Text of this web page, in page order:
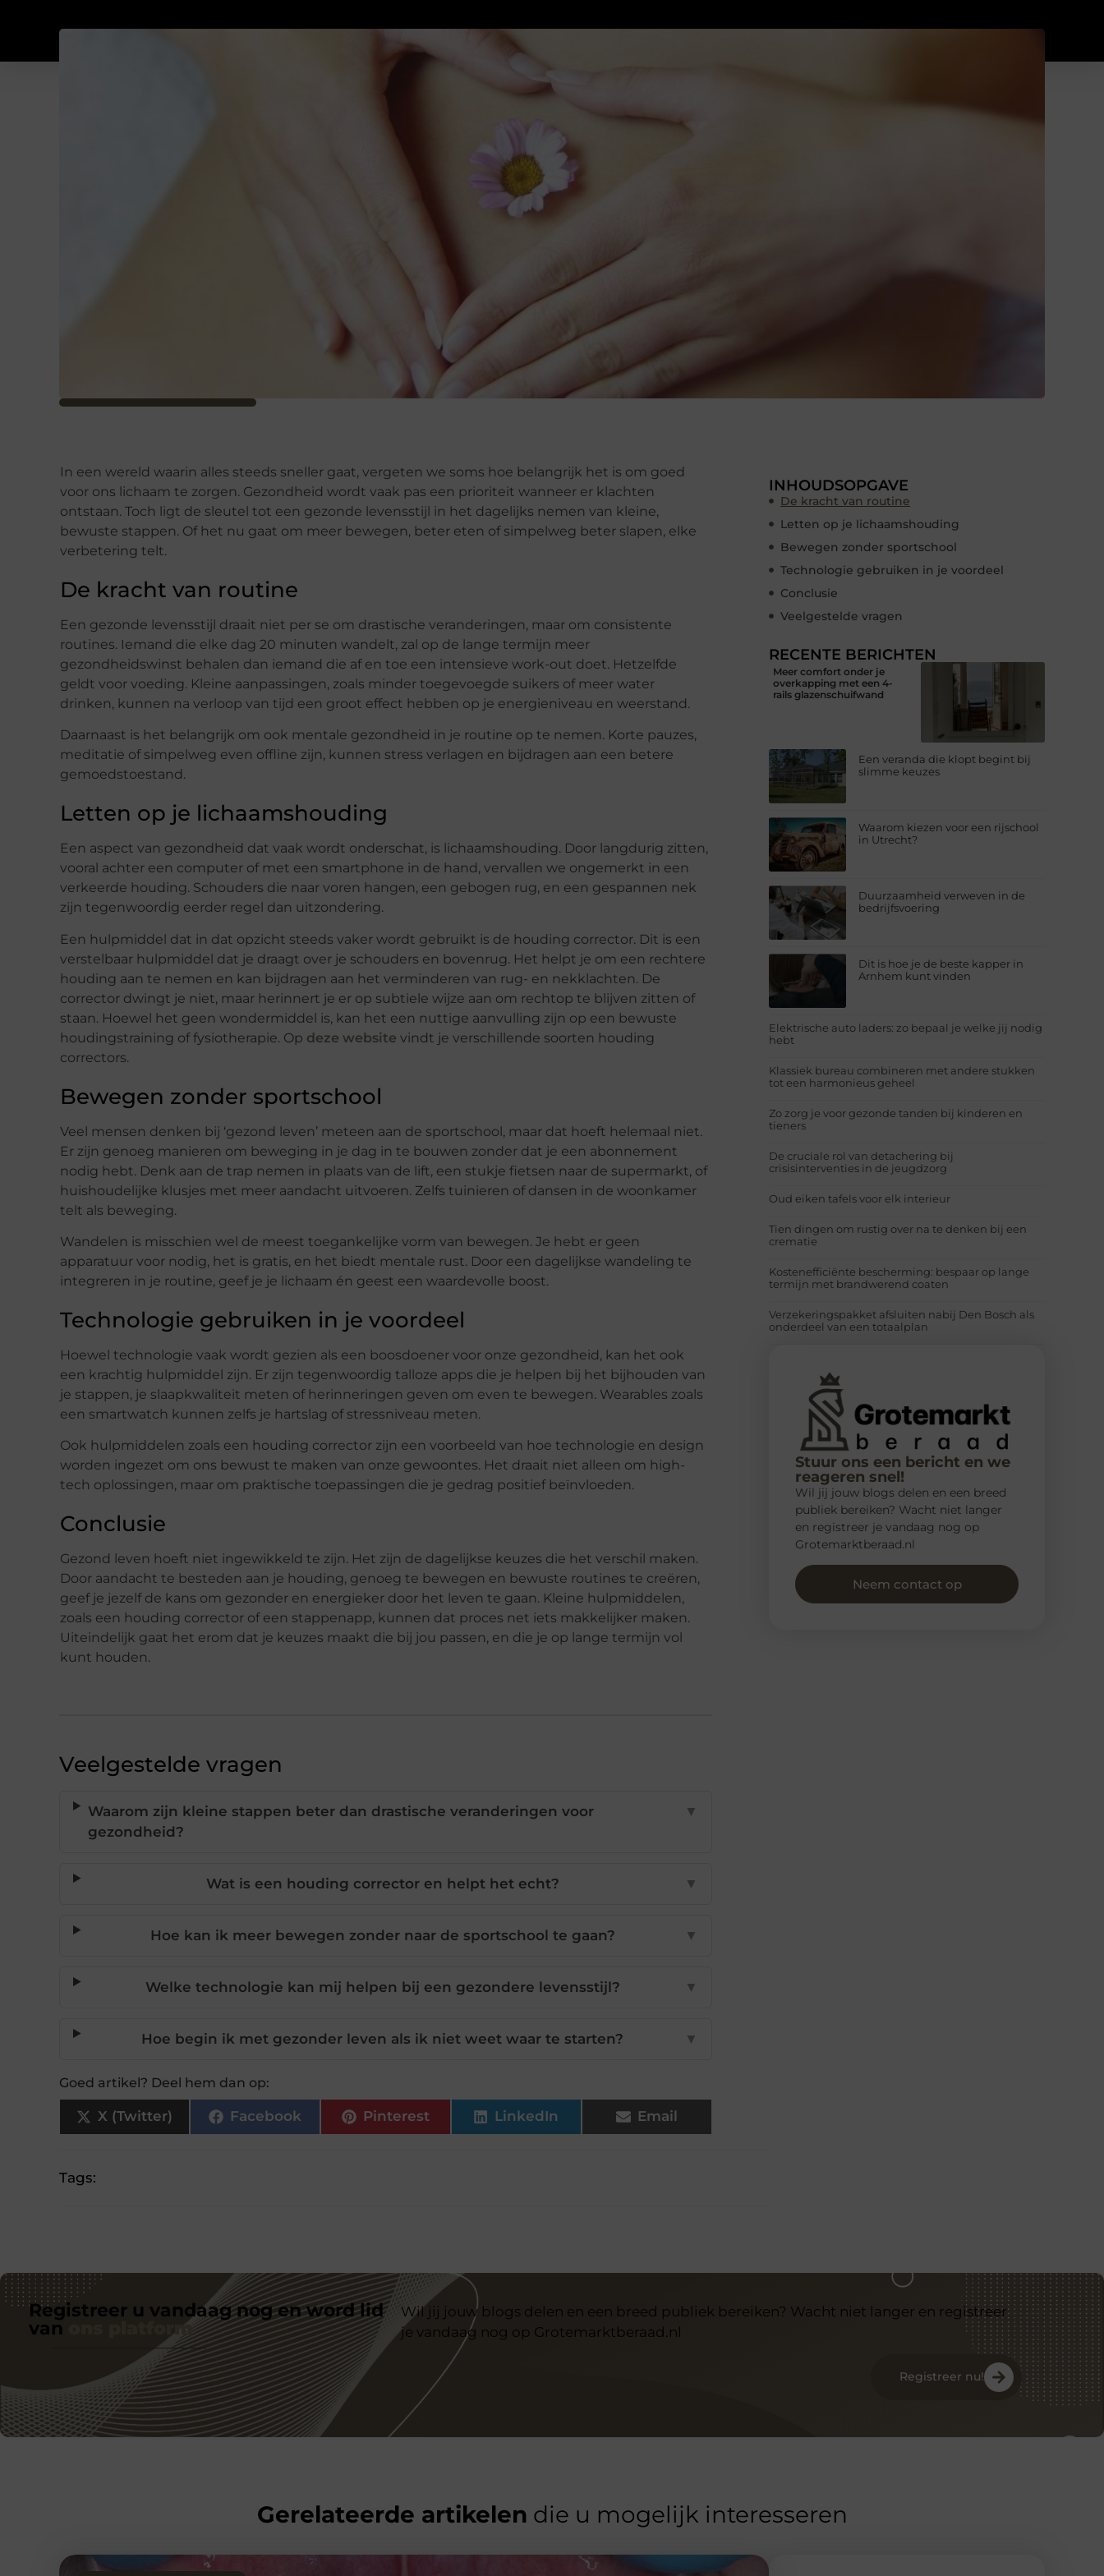
In een wereld waarin alles steeds sneller gaat, vergeten we soms hoe belangrijk het is om goed
voor ons lichaam te zorgen. Gezondheid wordt vaak pas een prioriteit wanneer er klachten
ontstaan. Toch ligt de sleutel tot een gezonde levensstijl in het dagelijks nemen van kleine,
bewuste stappen. Of het nu gaat om meer bewegen, beter eten of simpelweg beter slapen, elke
verbetering telt.
De kracht van routine
Een gezonde levensstijl draait niet per se om drastische veranderingen, maar om consistente
routines. Iemand die elke dag 20 minuten wandelt, zal op de lange termijn meer
gezondheidswinst behalen dan iemand die af en toe een intensieve work-out doet. Hetzelfde
geldt voor voeding. Kleine aanpassingen, zoals minder toegevoegde suikers of meer water
drinken, kunnen na verloop van tijd een groot effect hebben op je energieniveau en weerstand.
Daarnaast is het belangrijk om ook mentale gezondheid in je routine op te nemen. Korte pauzes,
meditatie of simpelweg even offline zijn, kunnen stress verlagen en bijdragen aan een betere
gemoedstoestand.
Letten op je lichaamshouding
Een aspect van gezondheid dat vaak wordt onderschat, is lichaamshouding. Door langdurig zitten,
vooral achter een computer of met een smartphone in de hand, vervallen we ongemerkt in een
verkeerde houding. Schouders die naar voren hangen, een gebogen rug, en een gespannen nek
zijn tegenwoordig eerder regel dan uitzondering.
Een hulpmiddel dat in dat opzicht steeds vaker wordt gebruikt is de houding corrector. Dit is een
verstelbaar hulpmiddel dat je draagt over je schouders en bovenrug. Het helpt je om een rechtere
houding aan te nemen en kan bijdragen aan het verminderen van rug- en nekklachten. De
corrector dwingt je niet, maar herinnert je er op subtiele wijze aan om rechtop te blijven zitten of
staan. Hoewel het geen wondermiddel is, kan het een nuttige aanvulling zijn op een bewuste
houdingstraining of fysiotherapie. Op deze website vindt je verschillende soorten houding
correctors.
Bewegen zonder sportschool
Veel mensen denken bij ‘gezond leven’ meteen aan de sportschool, maar dat hoeft helemaal niet.
Er zijn genoeg manieren om beweging in je dag in te bouwen zonder dat je een abonnement
nodig hebt. Denk aan de trap nemen in plaats van de lift, een stukje fietsen naar de supermarkt, of
huishoudelijke klusjes met meer aandacht uitvoeren. Zelfs tuinieren of dansen in de woonkamer
telt als beweging.
Wandelen is misschien wel de meest toegankelijke vorm van bewegen. Je hebt er geen
apparatuur voor nodig, het is gratis, en het biedt mentale rust. Door een dagelijkse wandeling te
integreren in je routine, geef je je lichaam én geest een waardevolle boost.
Technologie gebruiken in je voordeel
Hoewel technologie vaak wordt gezien als een boosdoener voor onze gezondheid, kan het ook
een krachtig hulpmiddel zijn. Er zijn tegenwoordig talloze apps die je helpen bij het bijhouden van
je stappen, je slaapkwaliteit meten of herinneringen geven om even te bewegen. Wearables zoals
een smartwatch kunnen zelfs je hartslag of stressniveau meten.
Ook hulpmiddelen zoals een houding corrector zijn een voorbeeld van hoe technologie en design
worden ingezet om ons bewust te maken van onze gewoontes. Het draait niet alleen om high-
tech oplossingen, maar om praktische toepassingen die je gedrag positief beïnvloeden.
Conclusie
Gezond leven hoeft niet ingewikkeld te zijn. Het zijn de dagelijkse keuzes die het verschil maken.
Door aandacht te besteden aan je houding, genoeg te bewegen en bewuste routines te creëren,
geef je jezelf de kans om gezonder en energieker door het leven te gaan. Kleine hulpmiddelen,
zoals een houding corrector of een stappenapp, kunnen dat proces net iets makkelijker maken.
Uiteindelijk gaat het erom dat je keuzes maakt die bij jou passen, en die je op lange termijn vol
kunt houden.
Veelgestelde vragen
Waarom zijn kleine stappen beter dan drastische veranderingen voor
gezondheid?
▼
Wat is een houding corrector en helpt het echt? ▼
Hoe kan ik meer bewegen zonder naar de sportschool te gaan? ▼
Welke technologie kan mij helpen bij een gezondere levensstijl? ▼
Hoe begin ik met gezonder leven als ik niet weet waar te starten? ▼
Goed artikel? Deel hem dan op:
X (Twitter) Facebook Pinterest LinkedIn Email
Tags:
INHOUDSOPGAVE
De kracht van routine
Letten op je lichaamshouding
Bewegen zonder sportschool
Technologie gebruiken in je voordeel
Conclusie
Veelgestelde vragen
RECENTE BERICHTEN
Meer comfort onder je
overkapping met een 4-
rails glazenschuifwand
Een veranda die klopt begint bij
slimme keuzes
Waarom kiezen voor een rijschool
in Utrecht?
Duurzaamheid verweven in de
bedrijfsvoering
Dit is hoe je de beste kapper in
Arnhem kunt vinden
Elektrische auto laders: zo bepaal je welke jij nodig
hebt
Klassiek bureau combineren met andere stukken
tot een harmonieus geheel
Zo zorg je voor gezonde tanden bij kinderen en
tieners
De cruciale rol van detachering bij
crisisinterventies in de jeugdzorg
Oud eiken tafels voor elk interieur
Tien dingen om rustig over na te denken bij een
crematie
Kostenefficiënte bescherming: bespaar op lange
termijn met brandwerend coaten
Verzekeringspakket afsluiten nabij Den Bosch als
onderdeel van een totaalplan
Stuur ons een bericht en we
reageren snel!
Wil jij jouw blogs delen en een breed
publiek bereiken? Wacht niet langer
en registreer je vandaag nog op
Grotemarktberaad.nl
Neem contact op
Registreer u vandaag nog en word lid
van
ons platform
Wil jij jouw blogs delen en een breed publiek bereiken? Wacht niet langer en registreer
je vandaag nog op Grotemarktberaad.nl
Registreer nu!
Gerelateerde artikelen die u mogelijk interesseren